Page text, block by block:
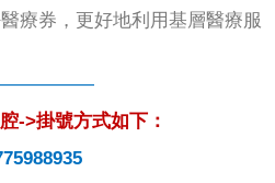
療券，更好地利用基層醫療服
->掛號方式如下：